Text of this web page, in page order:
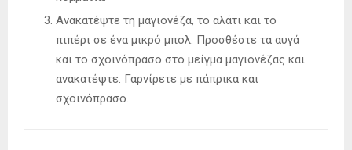
Ανακατέψτε τη μαγιονέζα, το αλάτι και το
πιπέρι σε ένα μικρό μπολ. Προσθέστε τα αυγά
και το σχοινόπρασο στο μείγμα μαγιονέζας και
ανακατέψτε. Γαρνίρετε με πάπρικα και
σχοινόπρασο.